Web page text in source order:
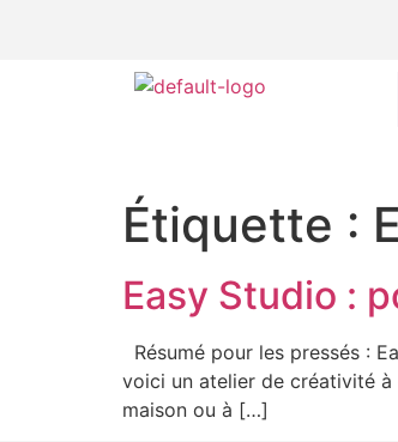
Étiquette :
Easy Studio :
Résumé pour les pressés :
voici un atelier de créativité
maison ou à […]